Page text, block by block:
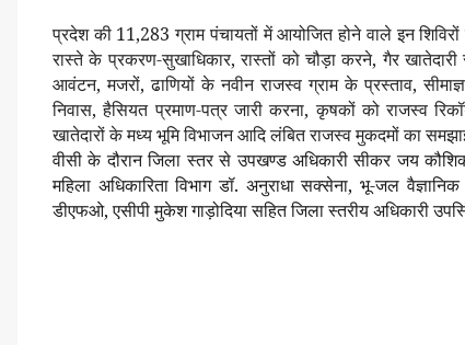
प्रदेश की 11,283 ग्राम पंचायतों में आयोजित होने वाले इन
रास्ते के प्रकरण-सुखाधिकार, रास्तों को चौड़ा करने, गैर खातेदारी
आवंटन, मजरों, ढाणियों के नवीन राजस्व ग्राम के प्रस्ताव,
निवास, हैसियत प्रमाण-पत्र जारी करना, कृषकों को राजस्व
खातेदारों के मध्य भूमि विभाजन आदि लंबित राजस्व मुकदमों का
वीसी के दौरान जिला स्तर से उपखण्ड अधिकारी सीकर जय
महिला अधिकारिता विभाग डॉ. अनुराधा सक्सेना, भू-जल
डीएफओ, एसीपी मुकेश गाड़ोदिया सहित जिला स्तरीय अधिकारी